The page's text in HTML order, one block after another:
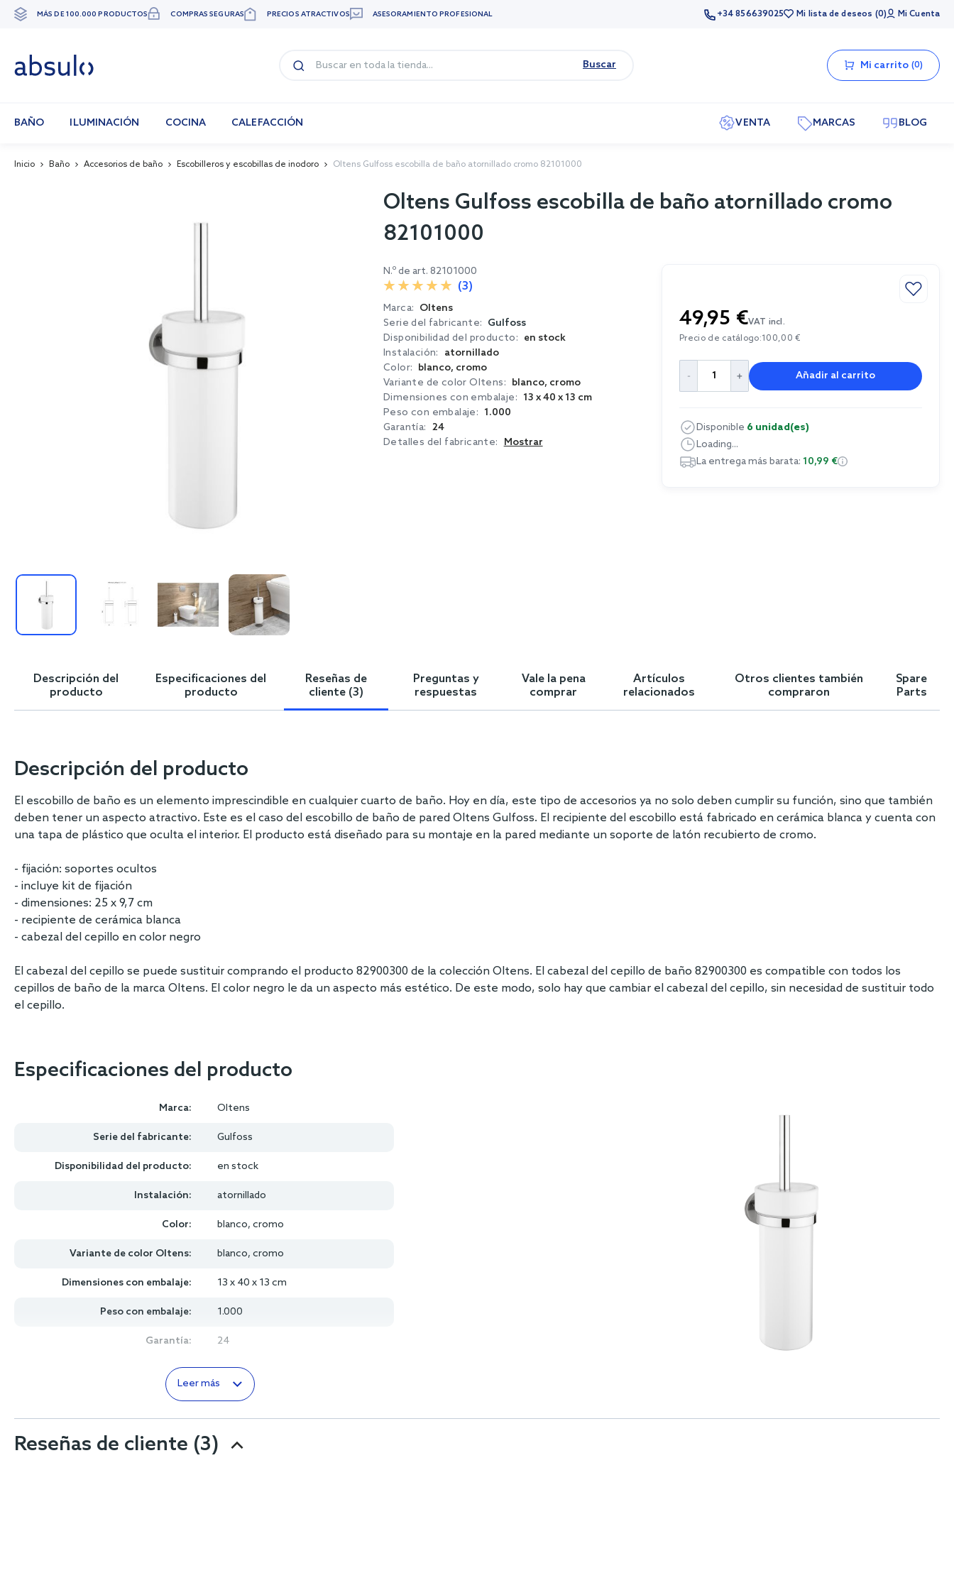
Ir
MÁS DE 100.000 PRODUCTOS COMPRAS SEGURAS PRECIOS ATRACTIVOS ASESORAMIENTO PROFESIONAL +34 856639025 Mi lista de deseos 0 Mi Cuenta
Buscar Mi carrito 0
BAÑO ILUMINACIÓN COCINA CALEFACCIÓN VENTA MARCAS BLOG
Inicio Baño Accesorios de baño Escobilleros y escobillas de inodoro Oltens Gulfoss escobilla de baño atornillado cromo 82101000
beginning
Oltens Gulfoss escobilla de baño atornillado cromo
82101000
N.º de art. 82101000
(3)
Marca: Oltens
Serie del fabricante: Gulfoss
Disponibilidad del producto: en stock
Instalación:
atornillado
Color: blanco, cromo
Variante de color Oltens: blanco, cromo
Dimensiones con embalaje: 13 x 40 x 13 cm
Peso con embalaje: 1.000
Garantía: 24
Detalles del fabricante:
Mostrar
49,95 €VAT incl.
Precio de catálogo:100,00 €
Añadir al carrito
Disponible 6 unidad(es)
Loading...
La entrega más barata: 10,99 €
Descripción del
producto
Especificaciones del
producto
Reseñas de
cliente (3)
Preguntas y
respuestas
Vale la pena
comprar
Artículos
relacionados
Otros clientes también
compraron
Spare
Parts
Descripción del producto
El escobillo de baño es un elemento imprescindible en cualquier cuarto de baño. Hoy en día, este tipo de accesorios ya no solo deben cumplir su función, sino que también
deben tener un aspecto atractivo. Este es el caso del escobillo de baño de pared Oltens Gulfoss. El recipiente del escobillo está fabricado en cerámica blanca y cuenta con
una tapa de plástico que oculta el interior. El producto está diseñado para su montaje en la pared mediante un soporte de latón recubierto de cromo.
- fijación: soportes ocultos
- incluye kit de fijación
- dimensiones: 25 x 9,7 cm
- recipiente de cerámica blanca
- cabezal del cepillo en color negro
El cabezal del cepillo se puede sustituir comprando el producto 82900300 de la colección Oltens. El cabezal del cepillo de baño 82900300 es compatible con todos los
cepillos de baño de la marca Oltens. El color negro le da un aspecto más estético. De este modo, solo hay que cambiar el cabezal del cepillo, sin necesidad de sustituir todo
el cepillo.
Especificaciones del producto
Marca: Oltens
Serie del fabricante: Gulfoss
Disponibilidad del producto: en stock
Instalación: atornillado
Color: blanco, cromo
Variante de color Oltens: blanco, cromo
Dimensiones con embalaje: 13 x 40 x 13 cm
Peso con embalaje: 1.000
Garantía: 24
Leer más
Reseñas de cliente (3)